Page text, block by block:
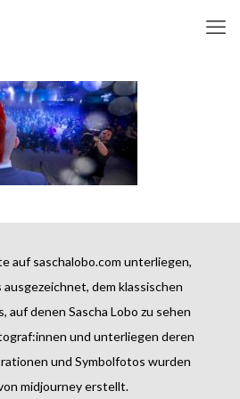
auf saschalobo.com unterliegen,
dem klassischen
auf denen Sascha Lobo zu sehen
und unterliegen deren
und Symbolfotos wurden
midjourney erstellt.